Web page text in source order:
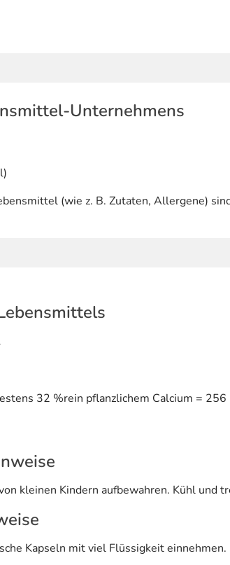
Unternehmens
(wie z. B. Zutaten, Allergene)
32 %rein pflanzlichem Calcium =
kleinen Kindern aufbewahren. Kühl und
Kapseln mit viel Flüssigkeit einnehmen.